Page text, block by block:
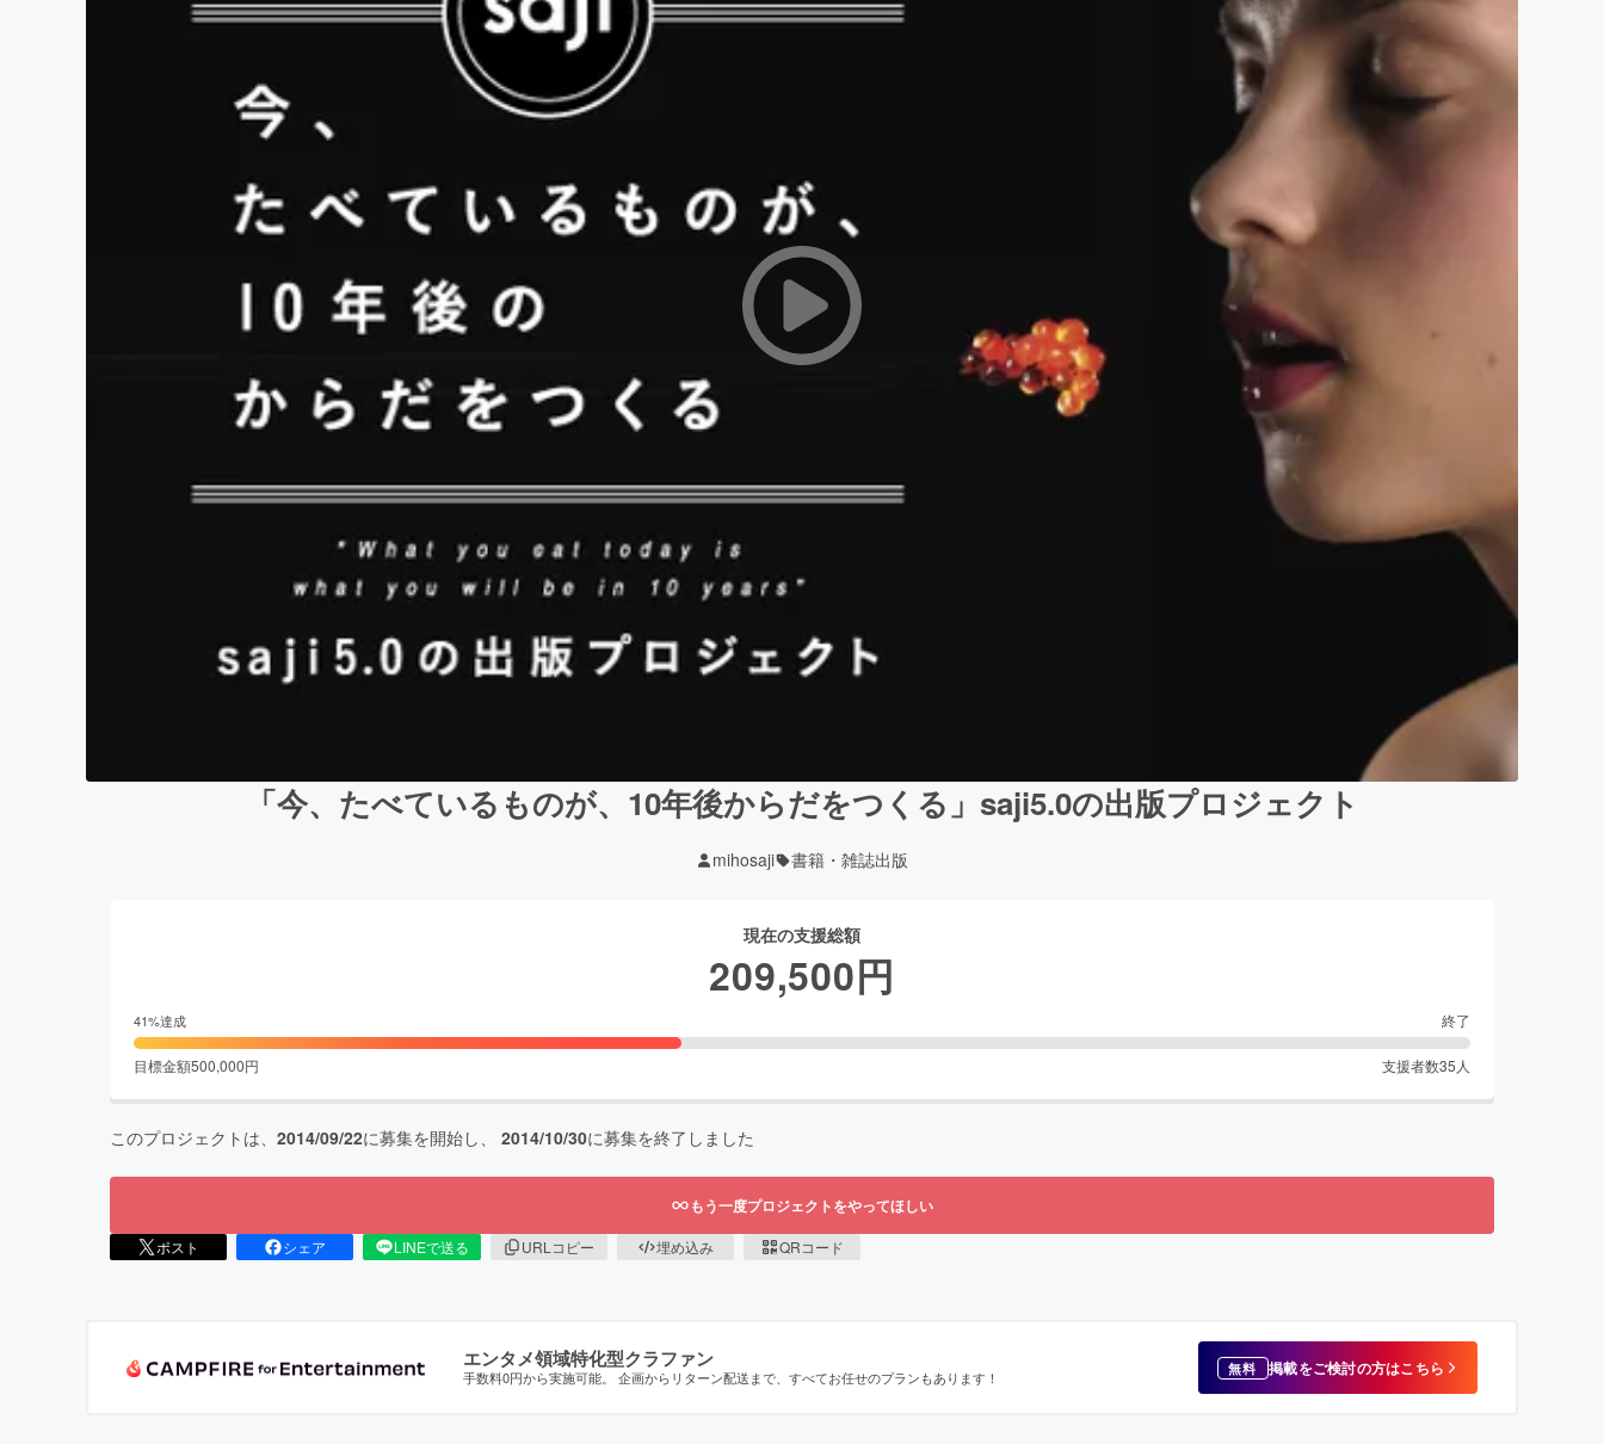
「今、たべているものが、10年後からだをつくる」saji5.0の出版プロジェクト
mihosaji 書籍・雑誌出版
現在の支援総額
209,500円
41%達成 終了
目標金額500,000円 支援者数35 人
このプロジェクトは、 2014/09/22に募集を開始し、 2014/10/30に募集を終了しました
もう一度プロジェクトをやってほしい
ポスト シェア LINEで送る URLコピー 埋め込み QRコード
エンタメ領域特化型クラファン
手数料0円から実施可能。 企画からリターン配送まで、すべてお任せのプランもあります！ 無料 掲載をご検討の方はこちら